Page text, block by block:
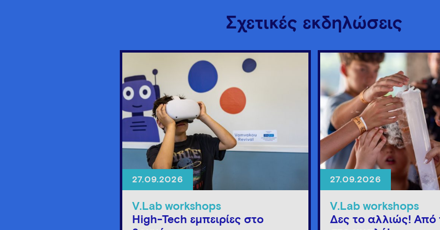
Σχετικές εκδηλώσεις
27.09.2026
V.Lab workshops
High-Tech εμπειρίες στο
27.09.2026
V.Lab workshops
Δες το αλλιώς! Από